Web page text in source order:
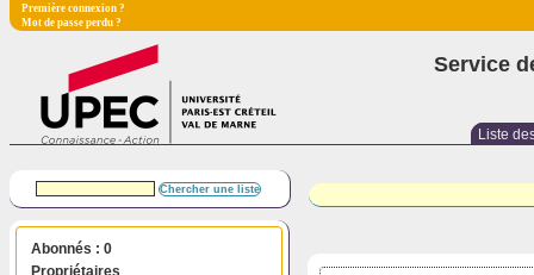
Première connexion ?
Mot de passe perdu ?
Service
Liste
Abonnés : 0
Propriétaires